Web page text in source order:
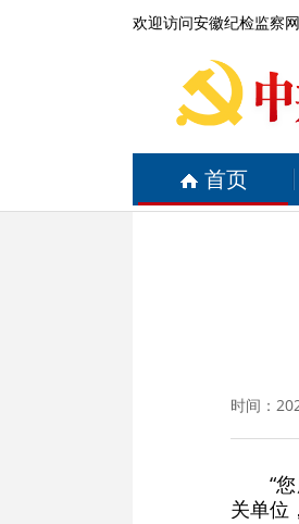
欢迎访问安徽纪检监察网
首页
时间：
“
关单位